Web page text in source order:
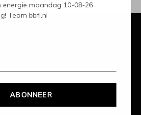
energie maandag 10-08-26
Team bbfl.nl
ABONNEER